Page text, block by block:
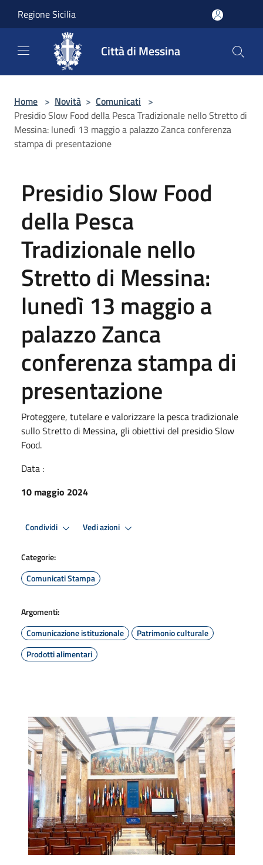
Regione Sicilia
Città di Messina
Home > Novità > Comunicati >
Presidio Slow Food della Pesca Tradizionale nello Stretto di
Messina: lunedì 13 maggio a palazzo Zanca conferenza
stampa di presentazione
Presidio Slow Food
della Pesca
Tradizionale nello
Stretto di Messina:
lunedì 13 maggio a
palazzo Zanca
conferenza stampa di
presentazione
Proteggere, tutelare e valorizzare la pesca tradizionale
sullo Stretto di Messina, gli obiettivi del presidio Slow
Food.
Data :
10 maggio 2024
Condividi Vedi azioni
Categorie:
Comunicati Stampa
Argomenti:
Comunicazione istituzionale
Patrimonio culturale
Prodotti alimentari